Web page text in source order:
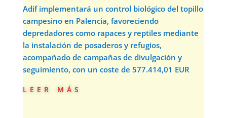
Adif implementará un control biológico del topillo
campesino en Palencia, favoreciendo
depredadores como rapaces y reptiles mediante
la instalación de posaderos y refugios,
acompañado de campañas de divulgación y
seguimiento, con un coste de 577.414,01 EUR
leer más